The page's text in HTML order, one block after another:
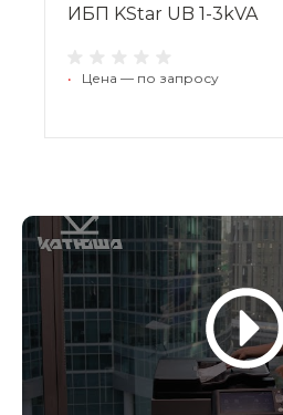
ИБП KStar UB 1-3kVA
• Цена — по запросу